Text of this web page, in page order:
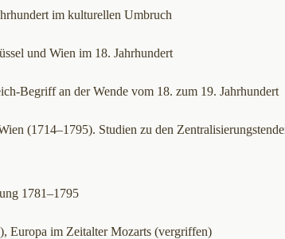
im kulturellen Umbruch
und Wien im 18. Jahrhundert
Begriff an der Wende vom 18. zum 19. Jahrhundert
(1714–1795). Studien zu den
1781–1795
Europa im Zeitalter Mozarts (vergriffen)